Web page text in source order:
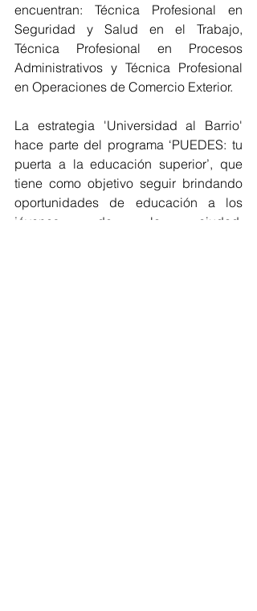
encuentran: Técnica Profesional en
Seguridad y Salud en el Trabajo,
Técnica Profesional en Procesos
Administrativos y Técnica Profesional
en Operaciones de Comercio Exterior.
La estrategia 'Universidad al Barrio'
hace parte del programa ‘PUEDES: tu
puerta a la educación superior’, que
tiene como objetivo seguir brindando
oportunidades de educación a los
jóvenes de la ciudad,